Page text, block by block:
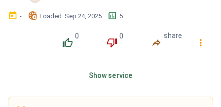
󰃶 - 󱉊 Loaded: Sep 24, 2025 󱕎 5
󰔔
0
󰔒
0
󰤲
share
󰇙
Show service